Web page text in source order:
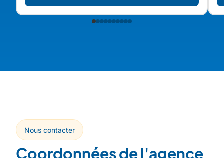
Nous contacter
Coordonnées de l'agence